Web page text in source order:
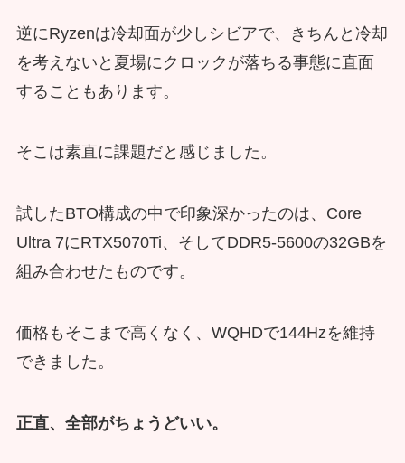
逆にRyzenは冷却面が少しシビアで、きちんと冷却
を考えないと夏場にクロックが落ちる事態に直面
することもあります。
そこは素直に課題だと感じました。
試したBTO構成の中で印象深かったのは、Core
Ultra 7にRTX5070Ti、そしてDDR5-5600の32GBを
組み合わせたものです。
価格もそこまで高くなく、WQHDで144Hzを維持
できました。
正直、全部がちょうどいい。